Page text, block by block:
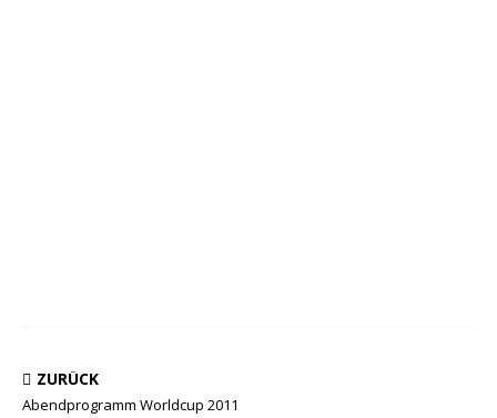
ZURÜCK
Abendprogramm Worldcup 2011